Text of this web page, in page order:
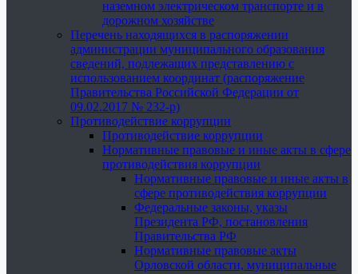
наземном электрическом транспорте и в
дорожном хозяйстве
Перечень находящихся в распоряжении
администрации муниципального образования
сведений, подлежащих представлению с
использованием координат (распоряжение
Правительства Российской Федерации от
09.02.2017 № 232-р)
Противодействие коррупции
Противодействие коррупции
Нормативные правовые и иные акты в сфере
противодействия коррупции
Нормативные правовые и иные акты в
сфере противодействия коррупции
Федеральные законы, указы
Президента РФ, постановления
Правительства РФ
Нормативные правовые акты
Орловской области, муниципальные